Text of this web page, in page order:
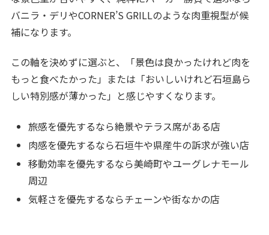
バニラ・デリやCORNER’S GRILLのような肉重視型が候
補になります。
この軸を決めずに選ぶと、「景色は良かったけれど肉を
もっと食べたかった」または「おいしいけれど石垣島ら
しい特別感が薄かった」と感じやすくなります。
旅感を優先するなら絶景やテラス席がある店
肉感を優先するなら石垣牛や県産牛の訴求が強い店
移動効率を優先するなら美崎町やユーグレナモール
周辺
気軽さを優先するならチェーンや街なかの店